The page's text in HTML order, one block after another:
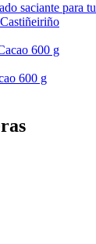
saciante para
600 g